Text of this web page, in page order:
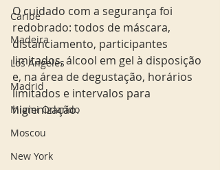
Caribe
Madeira
Los Angeles
Madrid
Miami Orlando
Moscou
New York
O cuidado com a segurança foi
redobrado: todos de máscara,
distanciamento, participantes
limitados, álcool em gel à disposição
e, na área de degustação, horários
limitados e intervalos para
higienização.